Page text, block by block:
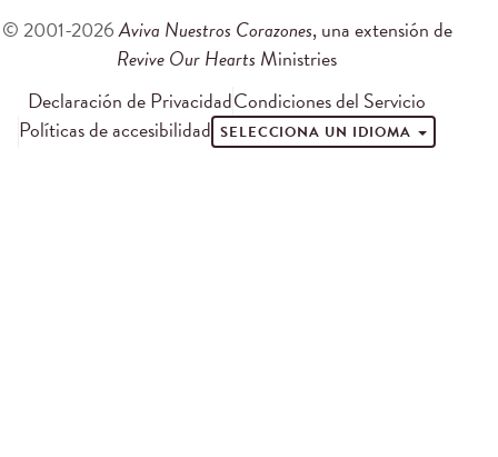
© 2001-2026Aviva Nuestros Corazones, una extensión de
Revive Our Hearts Ministries
Declaración de PrivacidadCondiciones del Servicio
Políticas de accesibilidad SELECCIONA UN IDIOMA